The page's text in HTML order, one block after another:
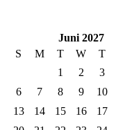
Juni 2027
S
M T W T
1
2 3
6
7 8 9 10
13
14 15 16 17